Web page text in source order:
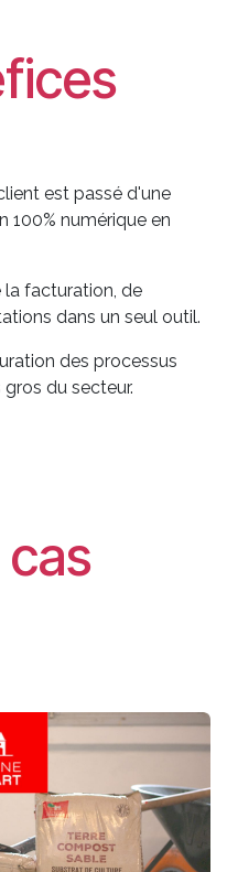
est passé d'une
100% numérique en
la facturation, de
dans un seul outil.
des processus
du secteur.